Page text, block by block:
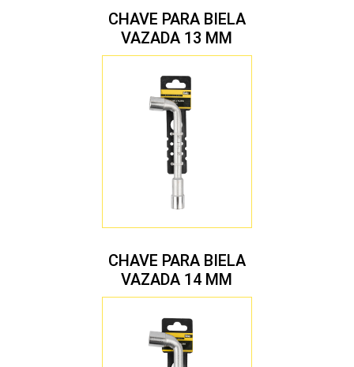
CHAVE PARA BIELA
VAZADA 13 MM
CHAVE PARA BIELA
VAZADA 14 MM